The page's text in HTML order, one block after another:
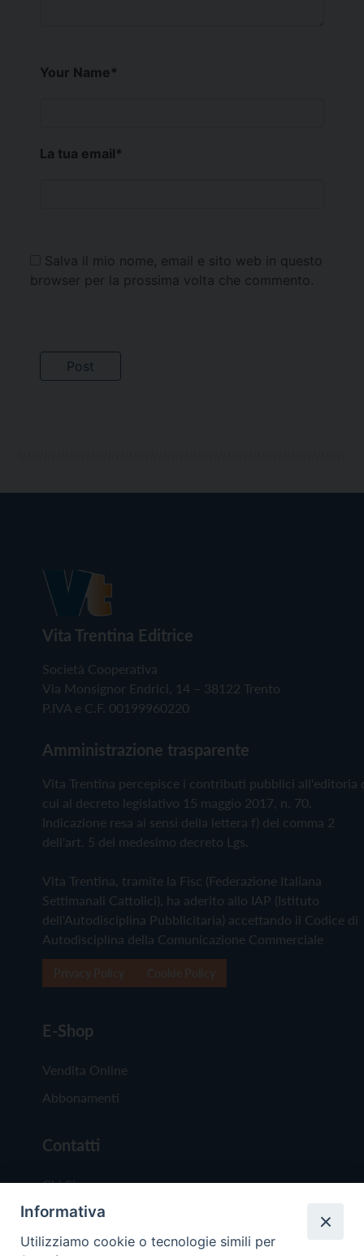
Your Name*
La tua email*
Salva il mio nome, email e sito web in questo
browser per la prossima volta che commento.
Vita Trentina Editrice
Società Cooperativa
Via Monsignor Endrici, 14 – 38122 Trento
P.IVA e C.F. 00199960220
Amministrazione trasparente
Vita Trentina percepisce i contributi pubblici all'editoria
cui al decreto legislativo 15 maggio 2017, n. 70.
Indicazione resa ai sensi della lettera f) del comma 2
dell'art. 5 del medesimo decreto Lgs.
Vita Trentina, tramite la Fisc (Federazione Italiana
Settimanali Cattolici), ha aderito allo IAP (Istituto
dell'Autodisciplina Pubblicitaria) accettando il Codice di
Autodisciplina della Comunicazione Commerciale
E-Shop
Vendita Online
Abbonamenti
Contatti
Chi Siamo
Redazione
Scrivici
Informativa
Utilizziamo cookie o tecnologie simili per